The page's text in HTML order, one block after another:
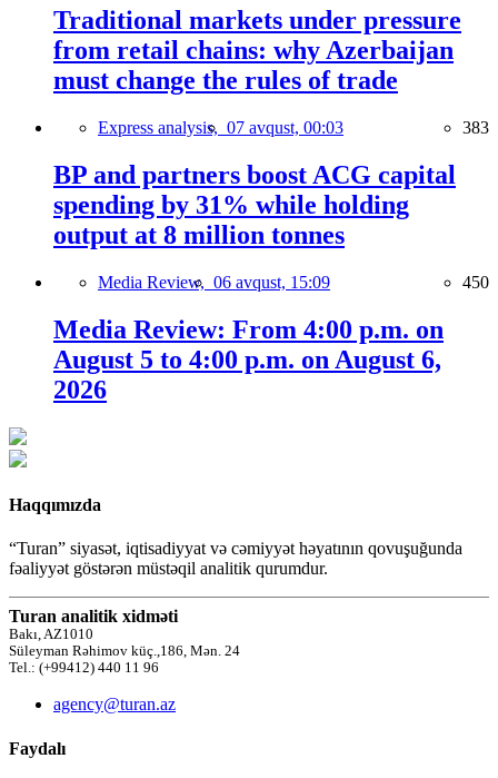
Traditional markets under pressure
from retail chains: why Azerbaijan
must change the rules of trade
Express analysis, 07 avqust, 00:03 383
BP and partners boost ACG capital
spending by 31% while holding
output at 8 million tonnes
Media Review, 06 avqust, 15:09 450
Media Review: From 4:00 p.m. on
August 5 to 4:00 p.m. on August 6,
2026
Haqqımızda
“Turan” siyasət, iqtisadiyyat və cəmiyyət həyatının qovuşuğunda
fəaliyyət göstərən müstəqil analitik qurumdur.
Turan analitik xidməti
Bakı, AZ1010
Süleyman Rəhimov küç.,186, Mən. 24
Tel.: (+99412) 440 11 96
agency@turan.az
Faydalı